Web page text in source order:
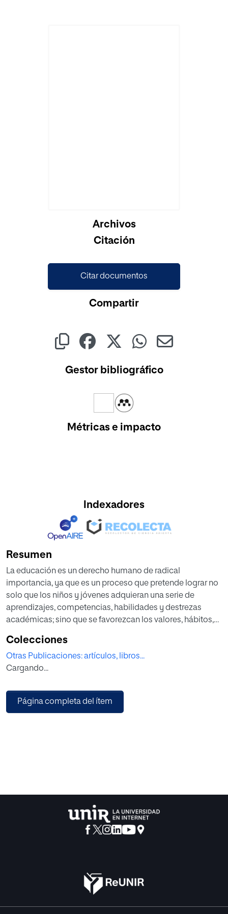
Archivos
Citación
Citar documentos
Compartir
Gestor bibliográfico
Métricas e impacto
Indexadores
Resumen
La educación es un derecho humano de radical
importancia, ya que es un proceso que pretende lograr no
solo que los niños y jóvenes adquieran una serie de
aprendizajes, competencias, habilidades y destrezas
académicas; sino que se favorezcan los valores, hábitos,
configure su propia personalidad y consiga el desarrollo
óptimo en todos los ámbitos de la vida con el fin
desenvolverse de forma eficaz en la vida en y para la
Colecciones
Otras Publicaciones: artículos, libros...
Cargando...
Página completa del ítem